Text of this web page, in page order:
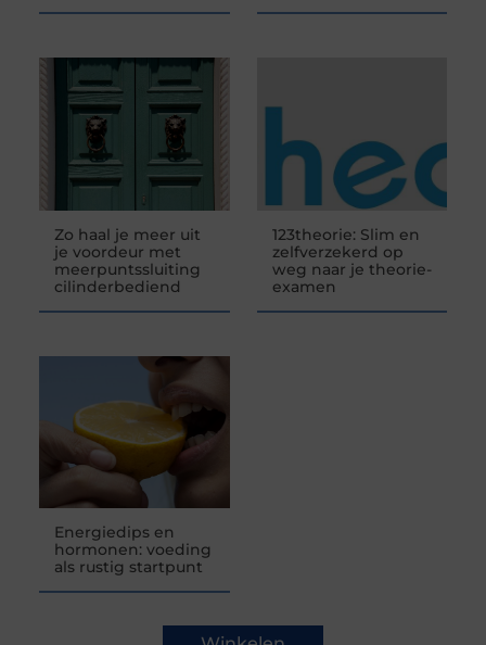
Zo haal je meer uit
je voordeur met
meerpuntssluiting
cilinderbediend
123theorie: Slim en
zelfverzekerd op
weg naar je theorie-
examen
Energiedips en
hormonen: voeding
als rustig startpunt